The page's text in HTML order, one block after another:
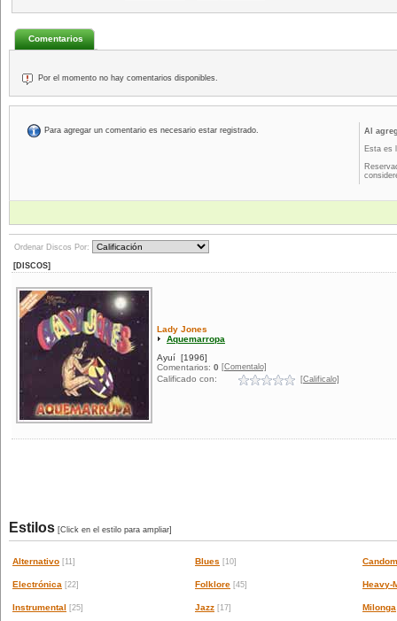
Comentarios
Por el momento no hay comentarios disponibles.
Para agregar un comentario es necesario estar registrado.
Al
Esta es
Ordenar Discos Por:
[DISCOS]
Lady Jones
Aquemarropa
Ayuí [1996]
Comentarios: 0 [Comentalo]
Calificado con: [Calificalo]
Estilos [Click en el estilo para ampliar]
Alternativo [11] Blues [10]
Electrónica [22] Folklore [45] Heavy-
Instrumental [25] Jazz [17] Milonga